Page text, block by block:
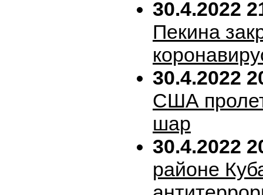
30.4.2022
Пекина
30.4.2022
США
шар
30.4.2022
районе